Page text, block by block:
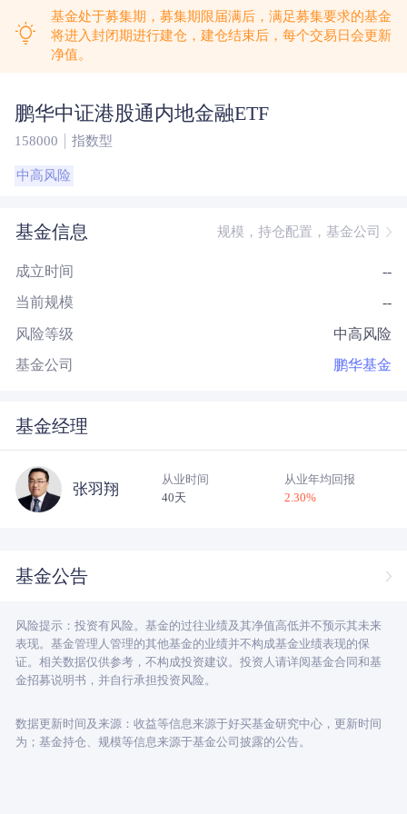
基金处于募集期，募集期限届满后，满足募集要求的基金
将进入封闭期进行建仓，建仓结束后，每个交易日会更新
净值。
鹏华中证港股通内地金融ETF
158000 指数型
中高风险
基金信息 规模，持仓配置，基金公司
成立时间 --
当前规模 --
风险等级 中高风险
基金公司 鹏华基金
基金经理
张羽翔
从业时间
40天
从业年均回报
2.30%
基金公告
风险提示：投资有风险。基金的过往业绩及其净值高低并不预示其未来
表现。基金管理人管理的其他基金的业绩并不构成基金业绩表现的保
证。相关数据仅供参考，不构成投资建议。投资人请详阅基金合同和基
金招募说明书，并自行承担投资风险。
数据更新时间及来源：收益等信息来源于好买基金研究中心，更新时间
为；基金持仓、规模等信息来源于基金公司披露的公告。